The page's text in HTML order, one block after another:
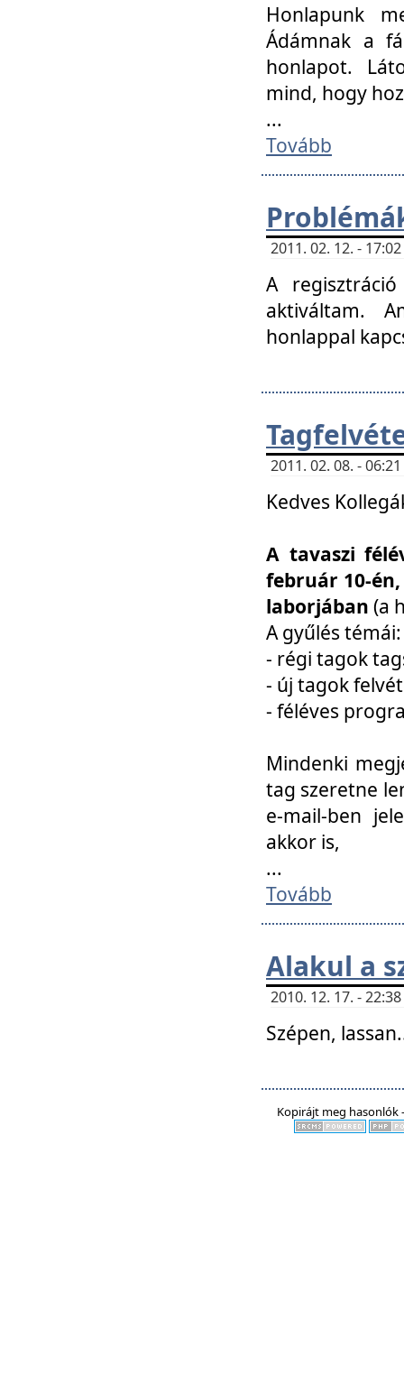
Honlapunk
Ádámnak a
honlapot.
mind, hogy
...
Tovább
2011. 02. 12. -
A
aktiváltam.
honlappal
2011. 02. 08. -
Kedves
A tavaszi
február 10-
laborjában (a
A gyűlés témái:
- régi tagok
- új tagok
- féléves
Mindenki
tag szeretne
e-mail-ben
akkor is,
...
Tovább
Alakul a
2010. 12. 17. -
Szépen,
Kopirájt meg hasonlók